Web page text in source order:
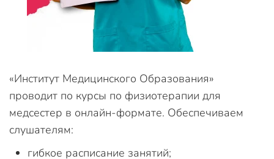
«Институт Медицинского Образования»
проводит по курсы по физиотерапии для
медсестер в онлайн-формате. Обеспечиваем
слушателям:
гибкое расписание занятий;